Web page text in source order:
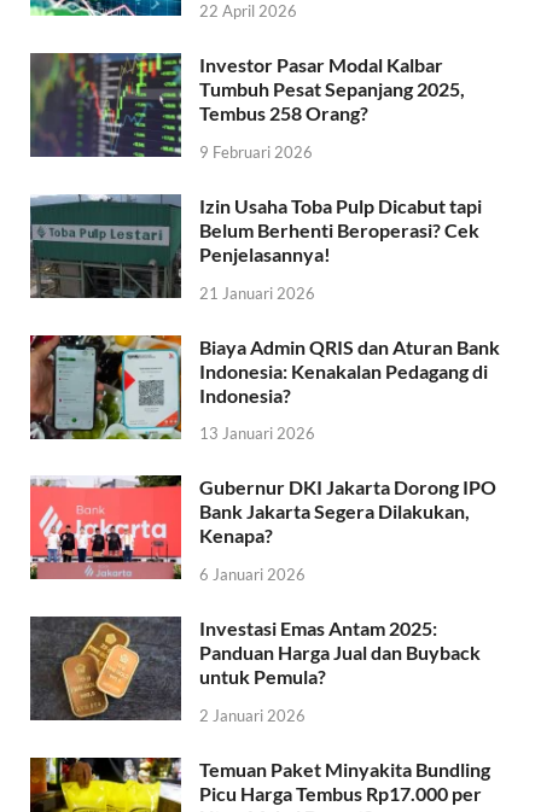
22 April 2026
Investor Pasar Modal Kalbar
Tumbuh Pesat Sepanjang 2025,
Tembus 258 Orang?
9 Februari 2026
Izin Usaha Toba Pulp Dicabut tapi
Belum Berhenti Beroperasi? Cek
Penjelasannya!
21 Januari 2026
Biaya Admin QRIS dan Aturan Bank
Indonesia: Kenakalan Pedagang di
Indonesia?
13 Januari 2026
Gubernur DKI Jakarta Dorong IPO
Bank Jakarta Segera Dilakukan,
Kenapa?
6 Januari 2026
Investasi Emas Antam 2025:
Panduan Harga Jual dan Buyback
untuk Pemula?
2 Januari 2026
Temuan Paket Minyakita Bundling
Picu Harga Tembus Rp17.000 per